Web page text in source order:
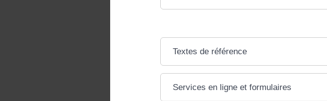
Textes de référence
Services en ligne et formulaires